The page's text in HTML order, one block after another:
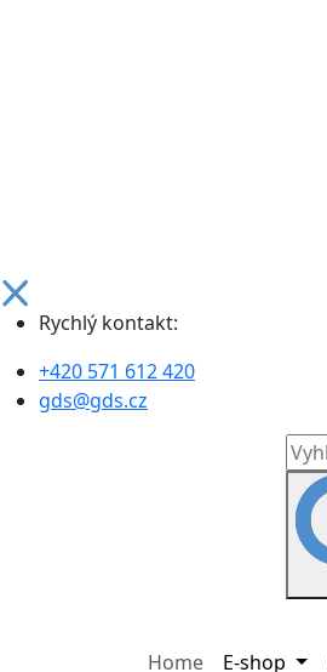
Rychlý kontakt:
+420 571 612 420
gds@gds.cz
Home
E-shop